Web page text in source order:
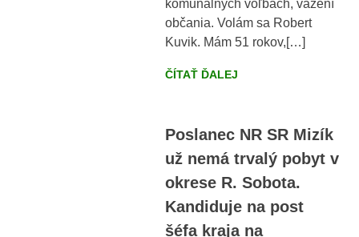
komunálnych voľbách, vážení
občania. Volám sa Robert
Kuvik. Mám 51 rokov,[…]
ČÍTAŤ ĎALEJ
Poslanec NR SR Mizík
už nemá trvalý pobyt v
okrese R. Sobota.
Kandiduje na post
šéfa kraja na